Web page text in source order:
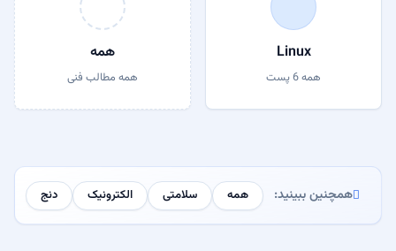
Linux
همه 6 پست
همه
همه مطالب فنی
همچنین ببینید: همه سلامتی الکترونیک دنج